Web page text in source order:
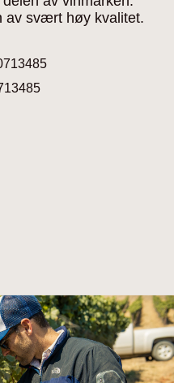
av svært høy kvalitet.